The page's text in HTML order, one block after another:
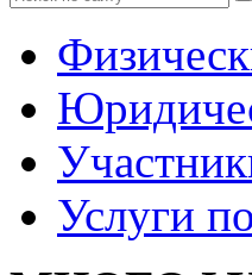
Услуги